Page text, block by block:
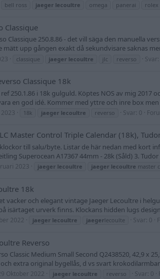
bell ross jaeger lecoultre omega panerai rolex
Classique
Classique 250.8.86 - det vill säga den manuella
mätt upp gången exakt då sekundvisare saknas
classique jaeger lecoultre jlc reverso
Classique 18k
250.1.86 i 18k gulguld. Köptes NOS av mig
en god idé. Kommer med yttre och inre box men
18k jaeger lecoultre reverso Svar: 0
Master Control Triple Calendar (18k),
till salu/byte. Listar de här nedan med kort
Superocean A17367 44mm - 28k (Såld) 3. Tudor
2023 jaeger lecoultre jaeger lecoultre master
18k
vacker och elegant vintage Jaeger Lecoultre i
isärtaget urverk finns. Klockans hidden lugs
2022 jaeger lecoultre jaegerlecoulte Svar: 0
Reverso
Classic Medium Small Second Q2438520, 42,9
extra original bygellås, d vs svart
Oktober 2022 jaeger lecoultre reverso Svar: 0